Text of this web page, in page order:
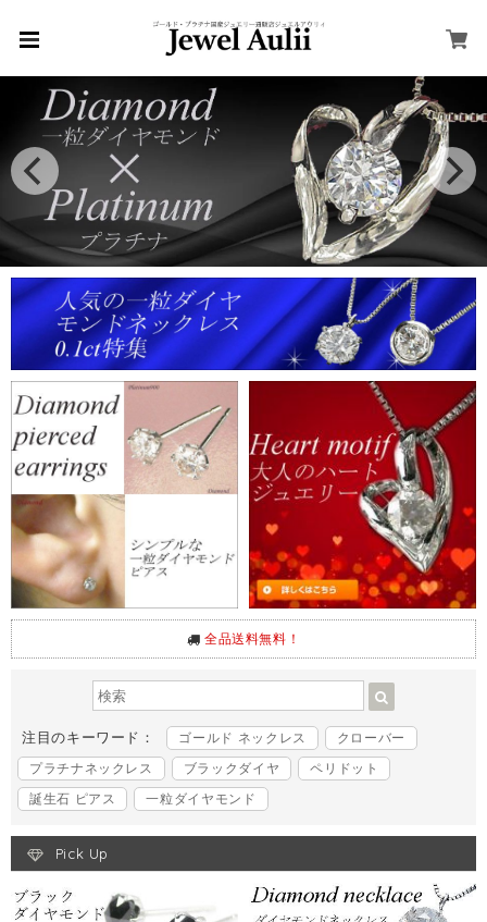
全品送料無料！
注目のキーワード： ゴールド ネックレス
クローバー
プラチナネックレス
ブラックダイヤ
ペリドット
誕生石 ピアス
一粒ダイヤモンド
Pick Up